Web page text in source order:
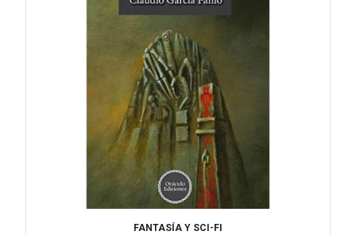
FANTASÍA Y SCI-FI